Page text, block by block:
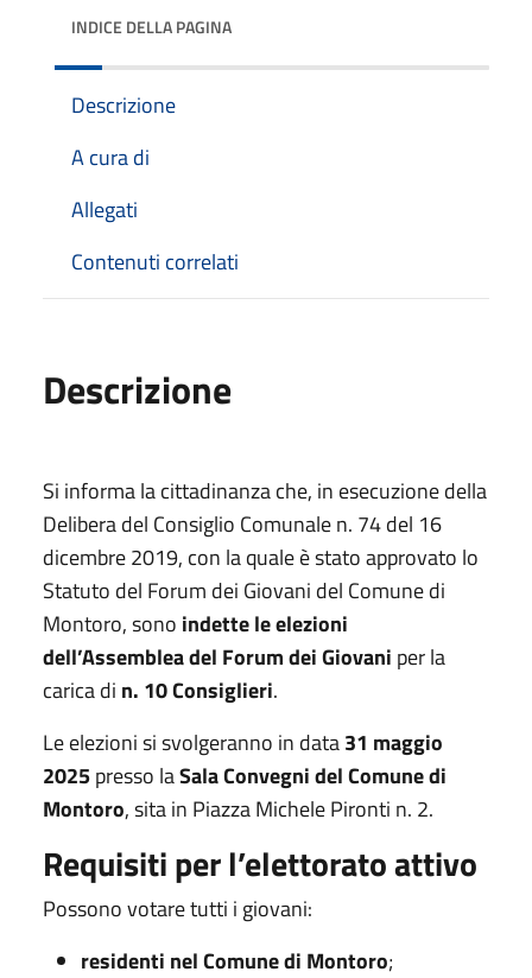
INDICE DELLA PAGINA
Descrizione
A cura di
Allegati
Contenuti correlati
Descrizione
Si informa la cittadinanza che, in esecuzione della
Delibera del Consiglio Comunale n. 74 del 16
dicembre 2019, con la quale è stato approvato lo
Statuto del Forum dei Giovani del Comune di
Montoro, sono indette le elezioni
dell’Assemblea del Forum dei Giovani per la
carica di n. 10 Consiglieri.
Le elezioni si svolgeranno in data31 maggio
2025presso laSala Convegni del Comune di
Montoro, sita in Piazza Michele Pironti n. 2.
Requisiti per l’elettorato attivo
Possono votare tutti i giovani:
residenti nel Comune di Montoro;